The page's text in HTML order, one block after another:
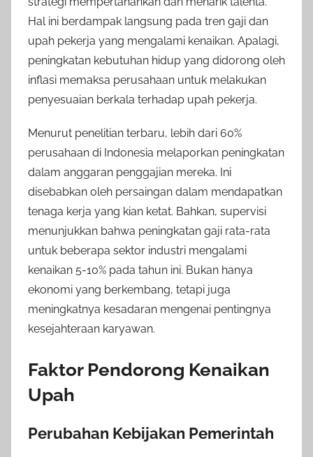
Hal ini berdampak langsung pada tren gaji dan
upah pekerja yang mengalami kenaikan. Apalagi,
peningkatan kebutuhan hidup yang didorong oleh
inflasi memaksa perusahaan untuk melakukan
penyesuaian berkala terhadap upah pekerja.
Menurut penelitian terbaru, lebih dari 60%
perusahaan di Indonesia melaporkan peningkatan
dalam anggaran penggajian mereka. Ini
disebabkan oleh persaingan dalam mendapatkan
tenaga kerja yang kian ketat. Bahkan, supervisi
menunjukkan bahwa peningkatan gaji rata-rata
untuk beberapa sektor industri mengalami
kenaikan 5-10% pada tahun ini. Bukan hanya
ekonomi yang berkembang, tetapi juga
meningkatnya kesadaran mengenai pentingnya
kesejahteraan karyawan.
Faktor Pendorong Kenaikan
Upah
Perubahan Kebijakan Pemerintah